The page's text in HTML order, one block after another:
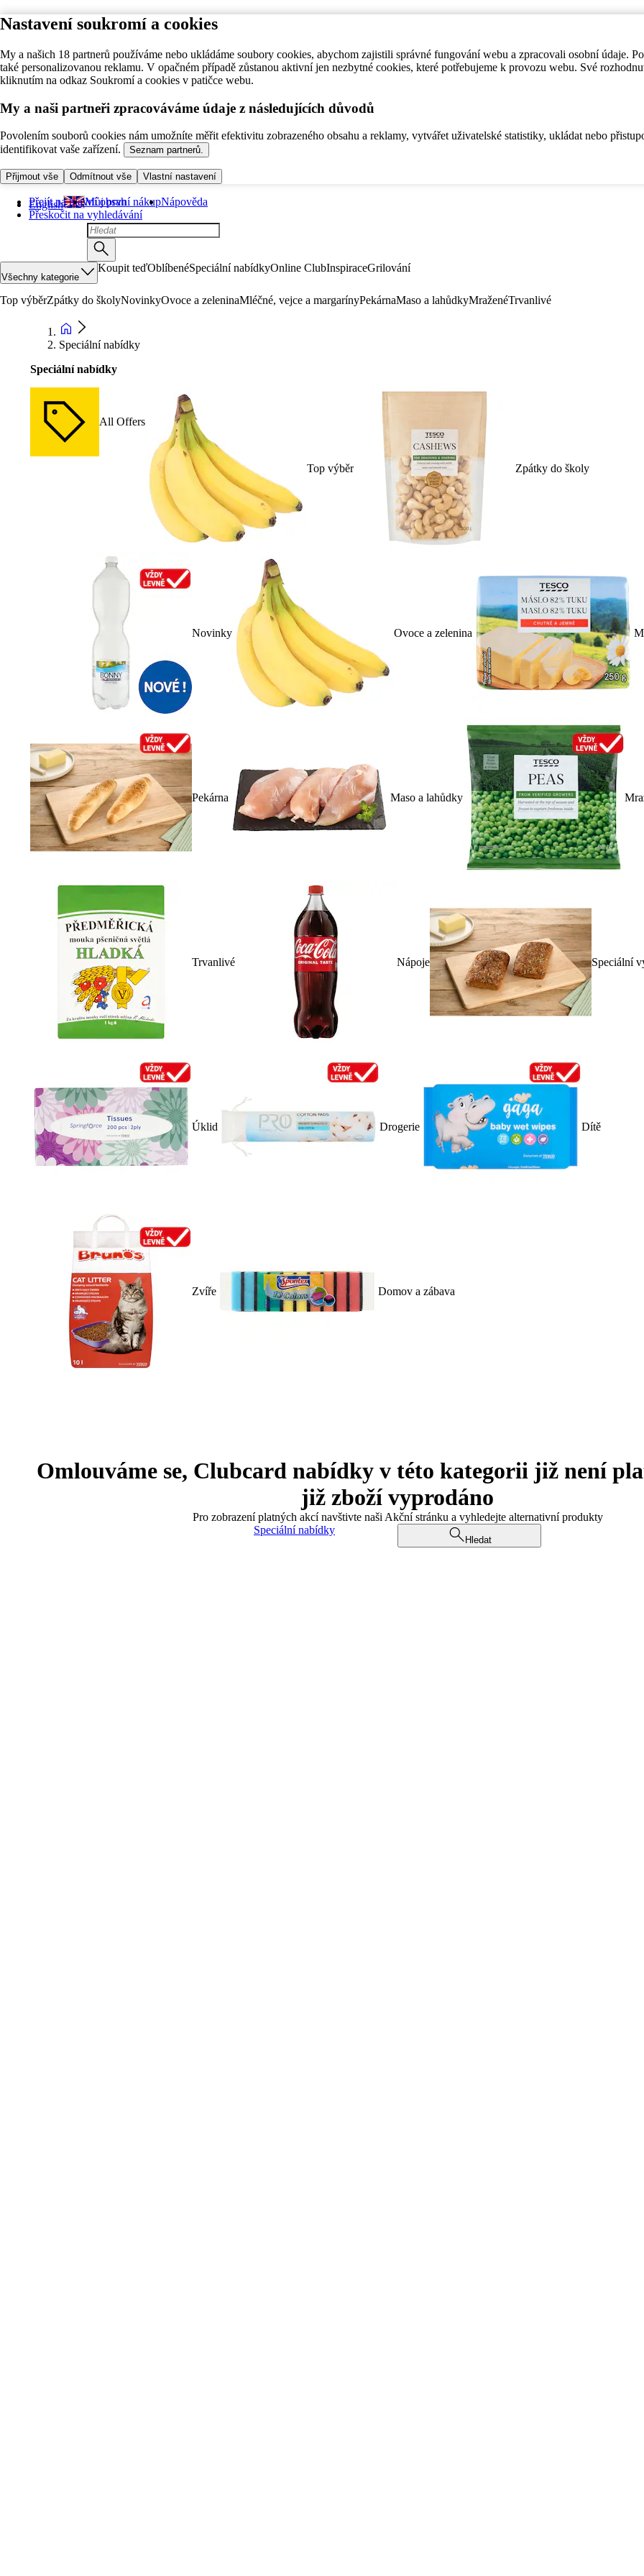
Nastavení soukromí a cookies
My a našich 18 partnerů používáme nebo ukládáme soubory cookies, abychom zajistili správné fungování webu a zpracovali osobní údaje.
také personalizovanou reklamu. V opačném případě zůstanou aktivní jen nezbytné cookies, které potřebujeme k provozu webu. Své
kliknutím na odkaz Soukromí a cookies v patičce webu.
My a naši partneři zpracováváme údaje z následujících důvodů
Povolením souborů cookies nám umožníte měřit efektivitu zobrazeného obsahu a reklamy, vytvářet uživatelské statistiky, ukládat nebo
identifikovat vaše zařízení.
Seznam partnerů.
Přijmout vše Odmítnout vše Vlastní nastavení
Přejít na hlavní obsah
Přeskočit na vyhledávání
English Můj první nákupNápověda
Všechny kategorie
Koupit teďOblíbenéSpeciální nabídkyOnline ClubInspiraceGrilování
Top výběrZpátky do školyNovinkyOvoce a zeleninaMléčné, vejce a margarínyPekárnaMaso a lahůdkyMraženéTrvanlivé
Speciální nabídky
Speciální nabídky
All Offers
Top výběr Zpátky do školy
Novinky Ovoce a zelenina
Pekárna Maso a lahůdky
Trvanlivé Nápoje Speciální
Úklid Drogerie Dítě
Zvíře Domov a zábava
Omlouváme se, Clubcard nabídky v této kategorii již není
již zboží vyprodáno
Pro zobrazení platných akcí navštivte naši Akční stránku a vyhledejte alternativní produkty
Speciální nabídky
Hledat